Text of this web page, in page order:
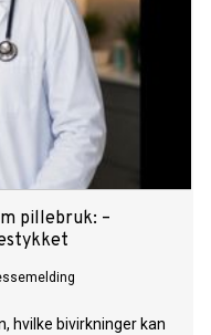
pillebruk: –
hvilke bivirkninger kan